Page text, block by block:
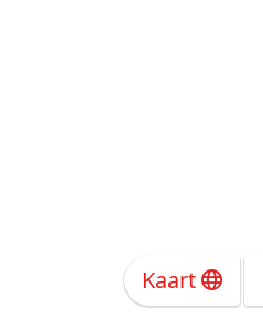
Kaart